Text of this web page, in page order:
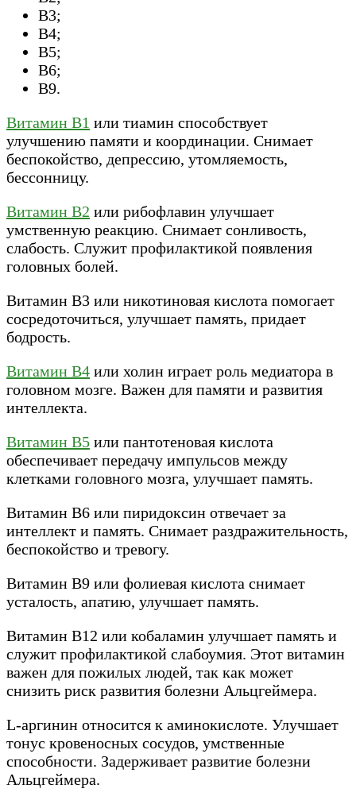
В3;
В4;
В5;
В6;
В9.
Витамин В1 или тиамин способствует
улучшению памяти и координации. Снимает
беспокойство, депрессию, утомляемость,
бессонницу.
Витамин В2 или рибофлавин улучшает
умственную реакцию. Снимает сонливость,
слабость. Служит профилактикой появления
головных болей.
Витамин В3 или никотиновая кислота помогает
сосредоточиться, улучшает память, придает
бодрость.
Витамин В4 или холин играет роль медиатора в
головном мозге. Важен для памяти и развития
интеллекта.
Витамин В5 или пантотеновая кислота
обеспечивает передачу импульсов между
клетками головного мозга, улучшает память.
Витамин В6 или пиридоксин отвечает за
интеллект и память. Снимает раздражительность,
беспокойство и тревогу.
Витамин В9 или фолиевая кислота снимает
усталость, апатию, улучшает память.
Витамин В12 или кобаламин улучшает память и
служит профилактикой слабоумия. Этот витамин
важен для пожилых людей, так как может
снизить риск развития болезни Альцгеймера.
L-аргинин относится к аминокислоте. Улучшает
тонус кровеносных сосудов, умственные
способности. Задерживает развитие болезни
Альцгеймера.